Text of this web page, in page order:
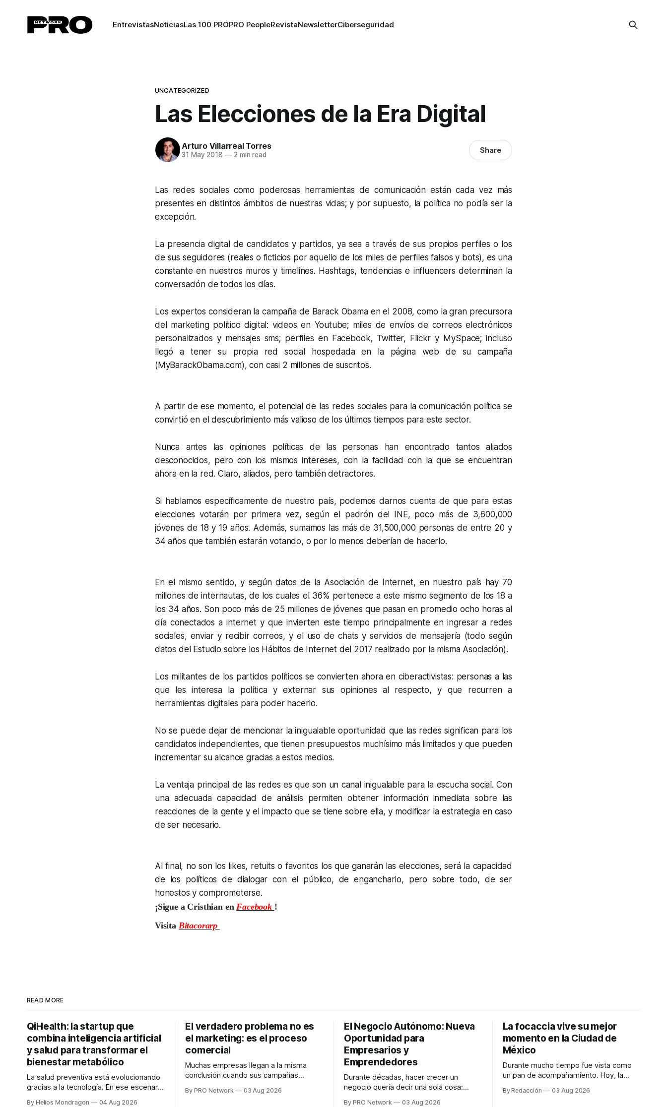
EntrevistasNoticiasLas 100 PROPRO PeopleRevistaNewsletterCiberseguridad
UNCATEGORIZED
Las Elecciones de la Era Digital
Arturo Villarreal Torres
31 May 2018 —2 min read Share
Las redes sociales como poderosas herramientas de comunicación están cada vez más
presentes en distintos ámbitos de nuestras vidas; y por supuesto, la política no podía ser la
excepción.
La presencia digital de candidatos y partidos, ya sea a través de sus propios perfiles o los
de sus seguidores (reales o ficticios por aquello de los miles de perfiles falsos y bots), es una
constante en nuestros muros y timelines. Hashtags, tendencias e influencers determinan la
conversación de todos los días.
Los expertos consideran la campaña de Barack Obama en el 2008, como la gran precursora
del marketing político digital: videos en Youtube; miles de envíos de correos electrónicos
personalizados y mensajes sms; perfiles en Facebook, Twitter, Flickr y MySpace; incluso
llegó a tener su propia red social hospedada en la página web de su campaña
(MyBarackObama.com), con casi 2 millones de suscritos.
A partir de ese momento, el potencial de las redes sociales para la comunicación política se
convirtió en el descubrimiento más valioso de los últimos tiempos para este sector.
Nunca antes las opiniones políticas de las personas han encontrado tantos aliados
desconocidos, pero con los mismos intereses, con la facilidad con la que se encuentran
ahora en la red. Claro, aliados, pero también detractores.
Si hablamos específicamente de nuestro país, podemos darnos cuenta de que para estas
elecciones votarán por primera vez, según el padrón del INE, poco más de 3,600,000
jóvenes de 18 y 19 años. Además, sumamos las más de 31,500,000 personas de entre 20 y
34 años que también estarán votando, o por lo menos deberían de hacerlo.
En el mismo sentido, y según datos de la Asociación de Internet, en nuestro país hay 70
millones de internautas, de los cuales el 36% pertenece a este mismo segmento de los 18 a
los 34 años. Son poco más de 25 millones de jóvenes que pasan en promedio ocho horas al
día conectados a internet y que invierten este tiempo principalmente en ingresar a redes
sociales, enviar y recibir correos, y el uso de chats y servicios de mensajería (todo según
datos del Estudio sobre los Hábitos de Internet del 2017 realizado por la misma Asociación).
Los militantes de los partidos políticos se convierten ahora en ciberactivistas: personas a las
que les interesa la política y externar sus opiniones al respecto, y que recurren a
herramientas digitales para poder hacerlo.
No se puede dejar de mencionar la inigualable oportunidad que las redes significan para los
candidatos independientes, que tienen presupuestos muchísimo más limitados y que pueden
incrementar su alcance gracias a estos medios.
La ventaja principal de las redes es que son un canal inigualable para la escucha social. Con
una adecuada capacidad de análisis permiten obtener información inmediata sobre las
reacciones de la gente y el impacto que se tiene sobre ella, y modificar la estrategia en caso
de ser necesario.
Al final, no son los likes, retuits o favoritos los que ganarán las elecciones, será la capacidad
de los políticos de dialogar con el público, de engancharlo, pero sobre todo, de ser
honestos y comprometerse.
¡Sigue a Cristhian enFacebook !
Visita Bitacorarp
READ MORE
QiHealth: la startup que
combina inteligencia artificial
y salud para transformar el
bienestar metabólico
La salud preventiva está evolucionando
gracias a la tecnología. En ese escenario
desarrolla un ecosistema digital capaz
By Helios Mondragon 04 Aug 2026
El verdadero problema no es
el marketing: es el proceso
comercial
Muchas empresas llegan a la misma
conclusión cuando sus campañas
marketing no funciona". Sin embargo,
By PRO Network 03 Aug 2026
El Negocio Autónomo: Nueva
Oportunidad para
Empresarios y
Emprendedores
Durante décadas, hacer crecer un
negocio quería decir una sola cosa:
anuncios, un especialista en marketing
By PRO Network 03 Aug 2026
La focaccia vive su mejor
momento en la Ciudad de
México
Durante mucho tiempo fue vista como
un pan de acompañamiento. Hoy, la
platillos favoritos de quienes buscan
By Redacción 03 Aug 2026